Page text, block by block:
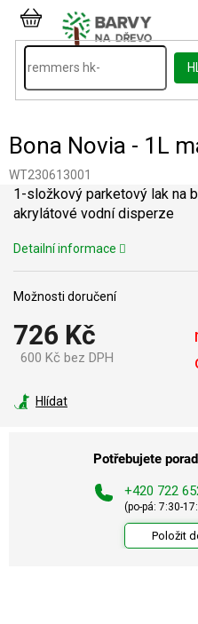
Přejít
obsahNÁKUPNÍ
KOŠÍK
Bona Novia - 1L
WT230613001
726 Kč
600 Kč bez DPH
Možnosti doručení
1-složkový parketový lak na
akrylátové vodní disperze
Detailní informace
Hlídat
Potřebujete
+420 722
(po-pá: 7:30-
Položit